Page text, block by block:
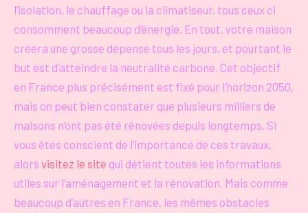
l’isolation, le chauffage ou la climatiseur, tous ceux ci
consomment beaucoup d’énergie. En tout, votre maison
créera une grosse dépense tous les jours, et pourtant le
but est d’atteindre la neutralité carbone. Cet objectif
en France plus précisément est fixé pour l’horizon 2050,
mais on peut bien constater que plusieurs milliers de
maisons n’ont pas été rénovées depuis longtemps. Si
vous êtes conscient de l’importance de ces travaux,
alors visitez le site qui détient toutes les informations
utiles sur l’aménagement et la rénovation. Mais comme
beaucoup d’autres en France, les mêmes obstacles